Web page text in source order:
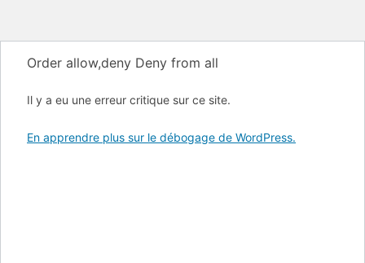
Order allow,deny Deny from all
Il y a eu une erreur critique sur ce site.
En apprendre plus sur le débogage de WordPress.